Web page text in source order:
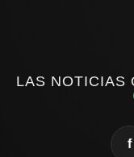
LAS NOTICIAS
f